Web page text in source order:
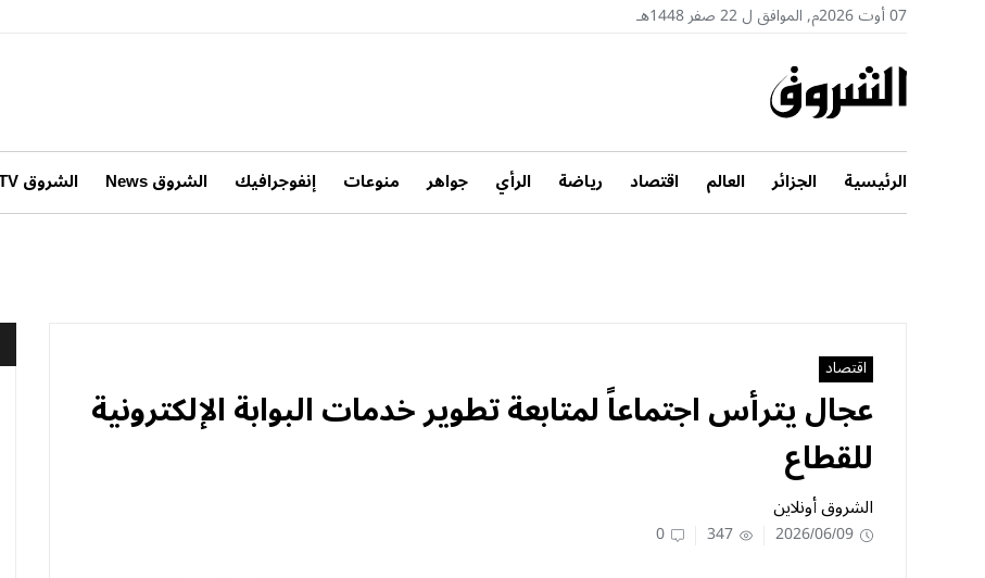
07 أوت 2026م, الموافق ل 22 صفر 1448هـ
الرئيسية الجزائر العالم اقتصاد رياضة الرأي جواهر منوعات إنفوجرافيك الشروق News الشروق TV
اقتصاد
عجال يترأس اجتماعاً لمتابعة تطوير خدمات البوابة الإلكترونية
للقطاع
الشروق أونلاين
2026/06/09
347
0